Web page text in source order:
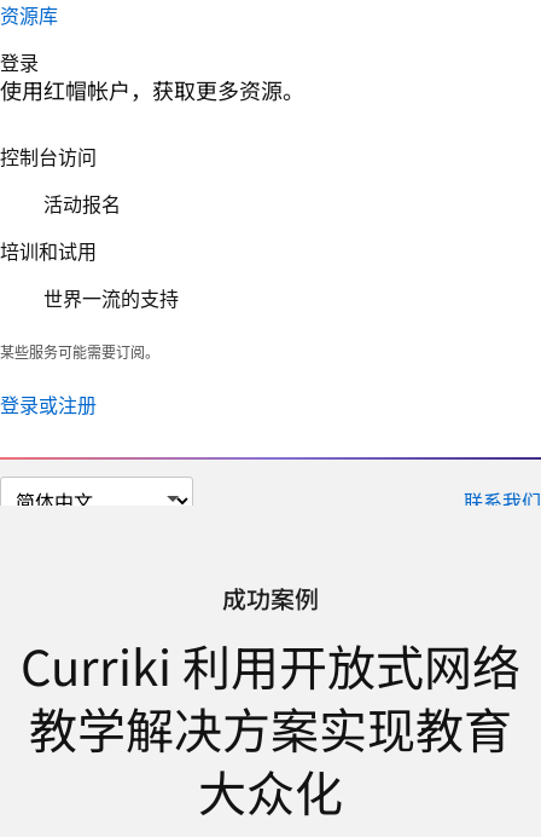
资源库
登录
使用红帽帐户，获取更多资源。
控制台访问
活动报名
培训和试用
世界一流的支持
某些服务可能需要订阅。
登录或注册
切
联系我们
成功案例
Curriki 利用开放式网络
教学解决方案实现教育
大众化